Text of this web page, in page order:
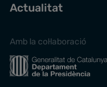
Actualitat
Amb la col·laboració